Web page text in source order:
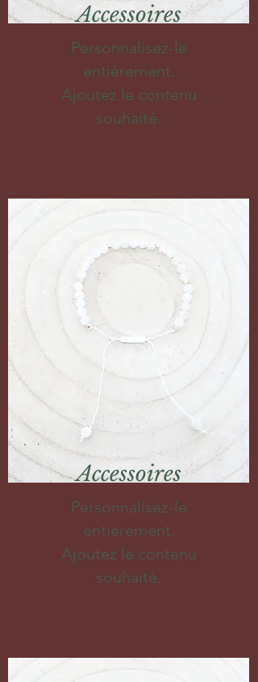
Accessoires
Personnalisez-le
entièrement.
Ajoutez le contenu
souhaité.
Accessoires
Personnalisez-le
entièrement.
Ajoutez le contenu
souhaité.